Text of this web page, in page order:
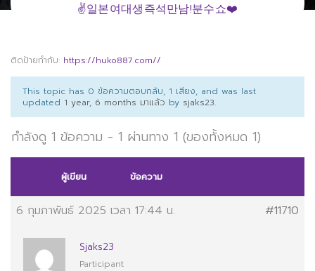
✌일본여대생즉석만남!분수쇼❤️
ติดป้ายกำกับ: https://huko887.com//
This topic has 0 ข้อความตอบกลับ, 1 เสียง, and was last
updated 1 year, 6 months มาแล้ว by sjaks23.
กำลังดู 1 ข้อความ - 1 ผ่านทาง 1 (ของทั้งหมด 1)
ผู้เขียน ข้อความ
6 กุมภาพันธ์ 2025 เวลา 17:44 น. #11710
Sjaks23
Participant